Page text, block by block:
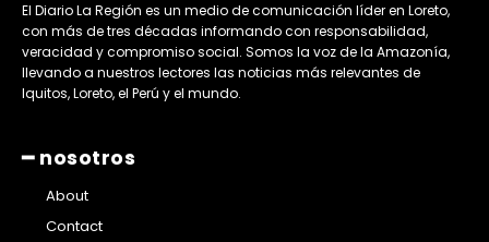
El Diario La Región es un medio de comunicación líder en Loreto,
con más de tres décadas informando con responsabilidad,
veracidad y compromiso social. Somos la voz de la Amazonía,
llevando a nuestros lectores las noticias más relevantes de
Iquitos, Loreto, el Perú y el mundo.
━ nosotros
About
Contact